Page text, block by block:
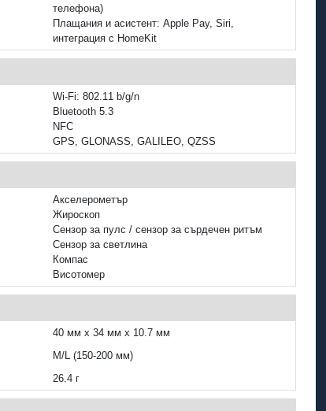
телефона)
Плащания и асистент: Apple Pay, Siri,
интеграция с HomeKit
Wi‑Fi: 802.11 b/g/n
Bluetooth 5.3
NFC
GPS, GLONASS, GALILEO, QZSS
Акселерометър
Жироскоп
Сензор за пулс / сензор за сърдечен ритъм
Сензор за светлина
Компас
Висотомер
40 мм x 34 мм x 10.7 мм
M/L (150‑200 мм)
26.4 г